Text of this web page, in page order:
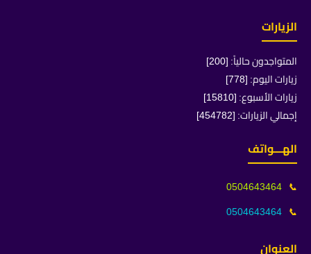
الزيارات
المتواجدون حالياً: [200]
زيارات اليوم: [778]
زيارات الأسبوع: [15810]
إجمالي الزيارات: [454782]
الهـــواتف
📞
0504643464
📞
0504643464
العنوان